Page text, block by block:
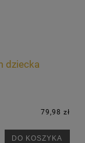
dziecka
79,98 zł
DO KOSZYKA